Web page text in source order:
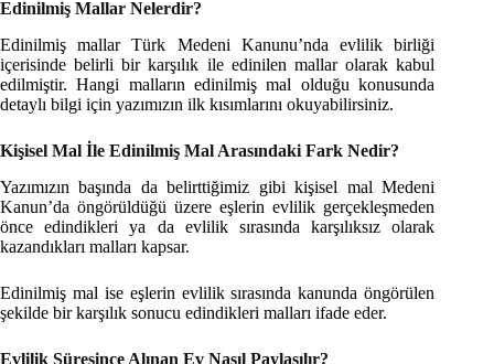
Edinilmiş Mallar Nelerdir?
Edinilmiş mallar Türk Medeni Kanunu’nda evlilik birliği
içerisinde belirli bir karşılık ile edinilen mallar olarak kabul
edilmiştir. Hangi malların edinilmiş mal olduğu konusunda
detaylı bilgi için yazımızın ilk kısımlarını okuyabilirsiniz.
Kişisel Mal İle Edinilmiş Mal Arasındaki Fark Nedir?
Yazımızın başında da belirttiğimiz gibi kişisel mal Medeni
Kanun’da öngörüldüğü üzere eşlerin evlilik gerçekleşmeden
önce edindikleri ya da evlilik sırasında karşılıksız olarak
kazandıkları malları kapsar.
Edinilmiş mal ise eşlerin evlilik sırasında kanunda öngörülen
şekilde bir karşılık sonucu edindikleri malları ifade eder.
Evlilik Süresince Alınan Ev Nasıl Paylaşılır?